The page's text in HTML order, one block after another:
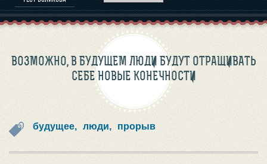
ВОЗМОЖНО, В БУДУЩЕМ ЛЮДИ БУДУТ ОТРАЩИВАТЬ
СЕБЕ НОВЫЕ КОНЕЧНОСТИ
будущее, люди, прорыв